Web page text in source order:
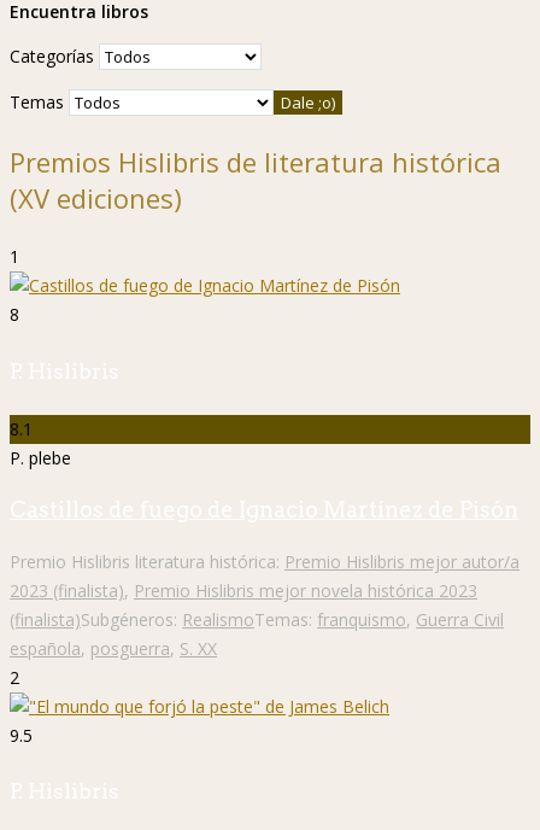
Encuentra libros
Categorías
Temas
Premios Hislibris de literatura histórica
(XV ediciones)
1
8
P. Hislibris
8.1
P. plebe
Castillos de fuego de Ignacio Martínez de Pisón
Premio Hislibris literatura histórica: Premio Hislibris mejor autor/a
2023 (finalista), Premio Hislibris mejor novela histórica 2023
(finalista)Subgéneros: RealismoTemas: franquismo, Guerra Civil
española, posguerra, S. XX
2
9.5
P. Hislibris